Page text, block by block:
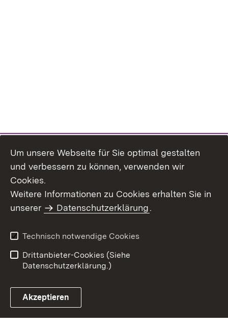
Benutzungshinweise
Erklärung zur
Um unsere Webseite für Sie optimal gestalten
und verbessern zu können, verwenden wir
Cookies.
Weitere Informationen zu Cookies erhalten Sie in
unserer
Datenschutzerklärung.
Technisch notwendige Cookies
Drittanbieter-Cookies (Siehe
Datenschutzerklärung.)
Akzeptieren